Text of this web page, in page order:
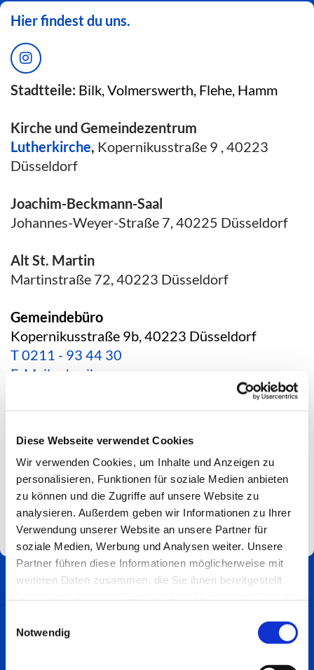
Diese Webseite verwendet Cookies
Wir verwenden Cookies, um Inhalte und Anzeigen zu
personalisieren, Funktionen für soziale Medien anbieten
zu können und die Zugriffe auf unsere Website zu
analysieren. Außerdem geben wir Informationen zu Ihrer
Verwendung unserer Website an unsere Partner für
soziale Medien, Werbung und Analysen weiter. Unsere
Partner führen diese Informationen möglicherweise mit
weiteren Daten zusammen, die Sie ihnen bereitgestellt
Notwendig
Hier findest du uns.
Stadtteile: Bilk, Volmerswerth, Flehe, Hamm
Kirche und Gemeindezentrum
Lutherkirche, Kopernikusstraße 9 , 40223
Düsseldorf
Joachim-Beckmann-Saal
Johannes-Weyer-Straße 7, 40225 Düsseldorf
Alt St. Martin
Martinstraße 72, 40223 Düsseldorf
Gemeindebüro
Kopernikusstraße 9b, 40223 Düsseldorf
T0211 - 93 44 30
E-Mail schreiben
*Aktuelle Hinweise zur Erreichbarkeit findest du
hier*
Spendenkonto
Impressum